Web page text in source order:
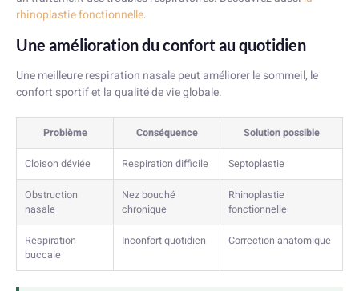
rhinoplastie fonctionnelle.
Une amélioration du confort au quotidien
Une meilleure respiration nasale peut améliorer le sommeil, le
confort sportif et la qualité de vie globale.
Problème Conséquence Solution possible
Cloison déviée Respiration difficile Septoplastie
Obstruction
nasale
Nez bouché
chronique
Rhinoplastie
fonctionnelle
Respiration
buccale
Inconfort quotidien Correction anatomique